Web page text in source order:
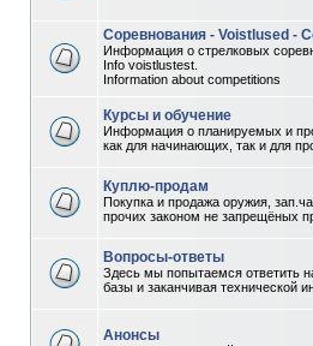
Соревнования - Voistlused -
Информация о стрелковых
Info voistlustest.
Information about competitions
Курсы и обучение
Информация о планируемых и
как для начинающих, так и для
Куплю-продам
Покупка и продажа оружия,
прочих законом не запрещёных
Вопросы-ответы
Здесь мы попытаемся ответить
базы и заканчивая технической
Анонсы